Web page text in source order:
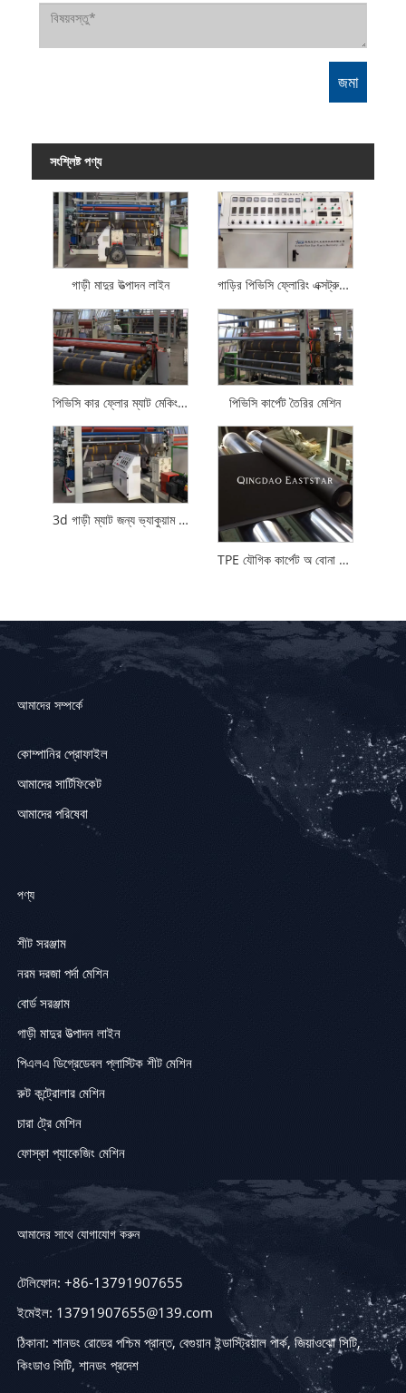
সংশ্লিষ্ট পণ্য
গাড়ী মাদুর উত্পাদন লাইন গাড়ির পিভিসি ফ্লোরিং এক্সট্রুশন মেশিন
পিভিসি কার ফ্লোর ম্যাট মেকিং মেশিন পিভিসি কার্পেট তৈরির মেশিন
3d গাড়ী ম্যাট জন্য ভ্যাকুয়াম গঠন মেশিন
TPE যৌগিক কার্পেট অ বোনা গাড়ী মেঝে মাদুর সরঞ্জাম
আমাদের সম্পর্কে
কোম্পানির প্রোফাইল
আমাদের সার্টিফিকেট
আমাদের পরিষেবা
পণ্য
শীট সরঞ্জাম
নরম দরজা পর্দা মেশিন
বোর্ড সরঞ্জাম
গাড়ী মাদুর উত্পাদন লাইন
পিএলএ ডিগ্রেডেবল প্লাস্টিক শীট মেশিন
রুট কন্ট্রোলার মেশিন
চারা ট্রে মেশিন
ফোস্কা প্যাকেজিং মেশিন
আমাদের সাথে যোগাযোগ করুন
টেলিফোন: +86-13791907655
ইমেইল: 13791907655@139.com
ঠিকানা: শানডং রোডের পশ্চিম প্রান্ত, বেগুয়ান ইন্ডাস্ট্রিয়াল পার্ক, জিয়াওঝো সিটি,
কিংডাও সিটি, শানডং প্রদেশ